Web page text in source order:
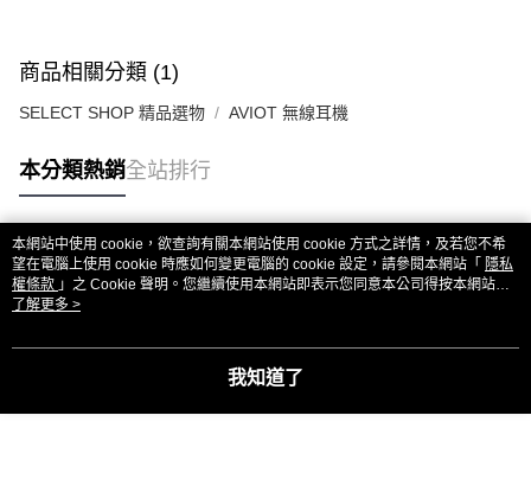
商品相關分類 (1)
SELECT SHOP 精品選物 AVIOT 無線耳機
本分類熱銷全站排行
熱門標籤
本網站中使用 cookie，欲查詢有關本網站使用 cookie 方式之詳情，及若您不希
望在電腦上使用 cookie 時應如何變更電腦的 cookie 設定，請參閱本網站「 隱私
權條款 」之 Cookie 聲明。您繼續使用本網站即表示您同意本公司得按本網站使
用條款之 Cookie 聲明使用 cookie。
了解更多 >
我知道了